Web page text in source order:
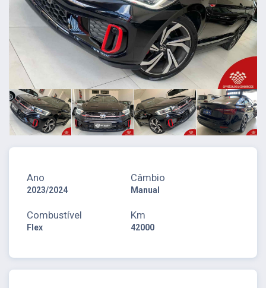
Ano
2023/2024
Câmbio
Manual
Combustível
Flex
Km
42000